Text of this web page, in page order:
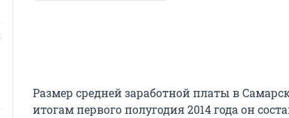
Размер средней заработной платы в
итогам первого полугодия 2014 года он